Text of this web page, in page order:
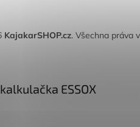
KajakarSHOP.cz. Všechna práva
ESSOX